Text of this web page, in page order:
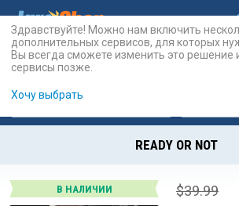
Карты
READY OR NOT
В НАЛИЧИИ $39.99
Здравствуйте! Можно нам включить
дополнительных сервисов, для которых
Вы всегда сможете изменить это решение
сервисы позже.
Хочу выбрать